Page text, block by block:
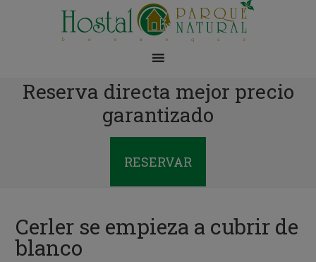
Reserva directa mejor precio
garantizado
RESERVAR
Cerler se empieza a cubrir de
blanco